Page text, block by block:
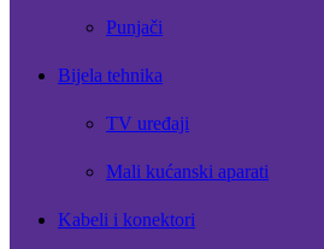
Punjači
Bijela tehnika
TV uređaji
Mali kućanski aparati
Kabeli i konektori